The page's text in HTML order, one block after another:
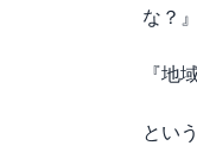
な？』
『地
とい